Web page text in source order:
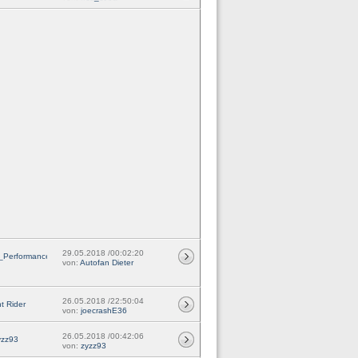
29.05.2018 /00:02:20
von: Autofan Dieter
Rider
26.05.2018 /22:50:04
von: joecrashE36
26.05.2018 /00:42:06
von: zyzz93